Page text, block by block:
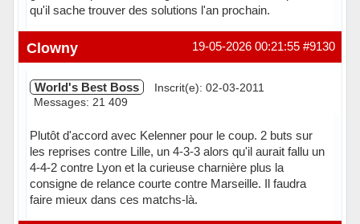
qu'il sache trouver des solutions l'an prochain.
Hors ligne #9130
19-05-2026 00:21:55
Clowny
World's Best Boss
Inscrit(e): 02-03-2011
Messages: 21 409
Plutôt d'accord avec Kelenner pour le coup. 2 buts sur
les reprises contre Lille, un 4-3-3 alors qu'il aurait fallu un
4-4-2 contre Lyon et la curieuse charnière plus la
consigne de relance courte contre Marseille. Il faudra
faire mieux dans ces matchs-là.